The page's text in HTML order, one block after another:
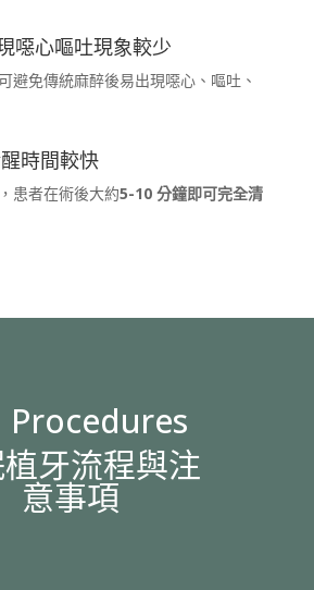
噁心嘔吐現象較少
避免傳統麻醉後易出現噁心、嘔吐、
時間較快
患者在術後大約5-10 分鐘即可完全清
Procedures
牙流程與注
意事項